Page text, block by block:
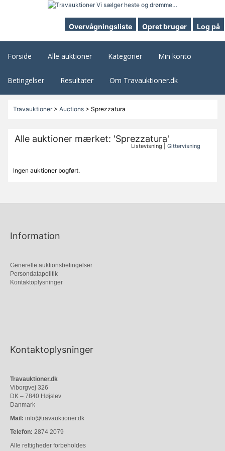
Overvågningsliste Opret bruger Log på
Forside Alle auktioner Kategorier Min konto
Betingelser Resultater Om Travauktioner.dk
Travauktioner> Auctions> Sprezzatura
Alle auktioner mærket: 'Sprezzatura'
Listevisning |Gittervisning
Ingen auktioner bogført.
Information
Generelle auktionsbetingelser
Persondatapolitik
Kontaktoplysninger
Kontaktoplysninger
Travauktioner.dk
Viborgvej 326
DK – 7840 Højslev
Danmark
Mail: info@travauktioner.dk
Telefon: 2874 2079
Alle rettigheder forbeholdes